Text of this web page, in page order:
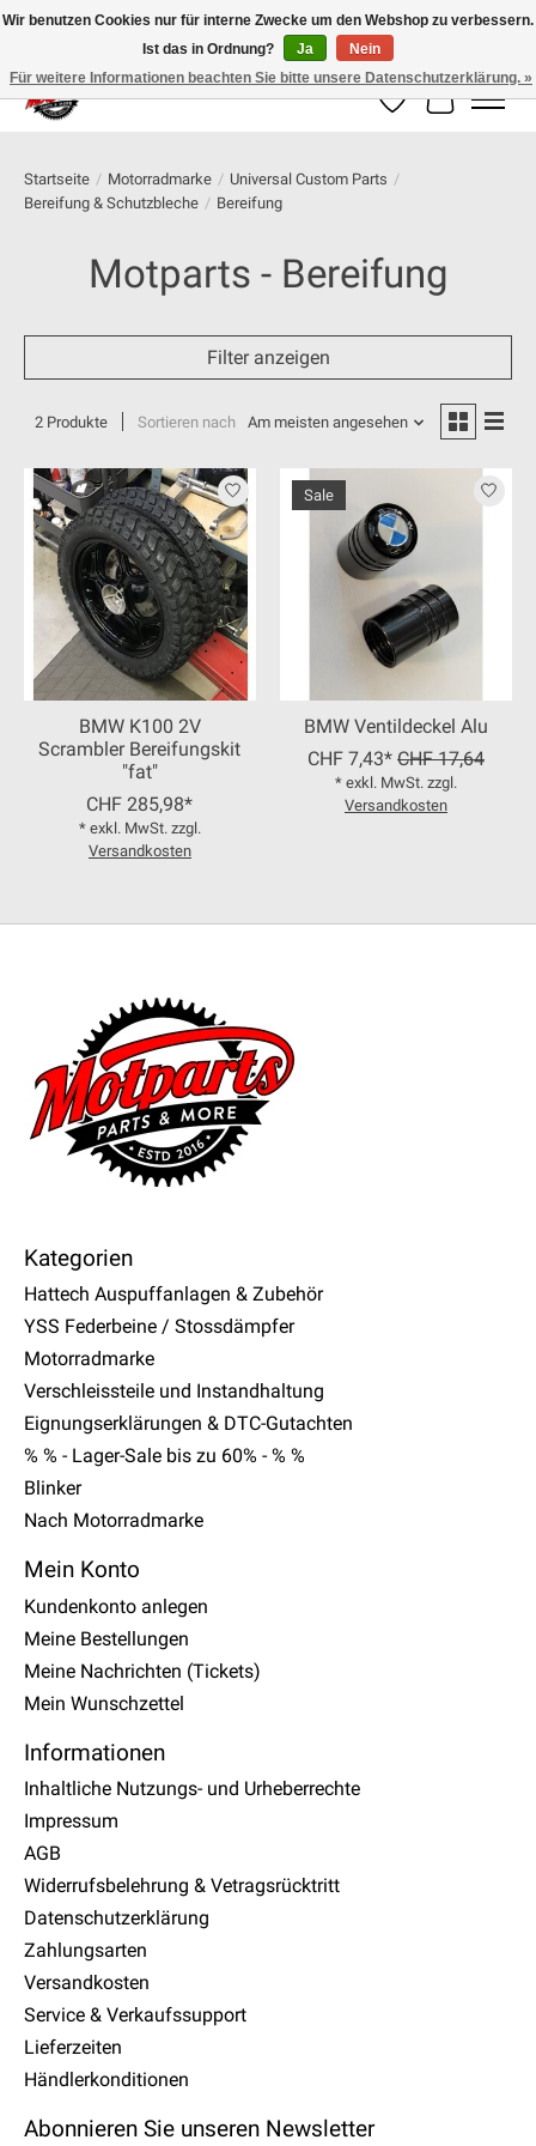
100% schweizer Onlineshop für Dein Motorrad
Wunschzettel
Ihr
Startseite / Motorradmarke / Universal Custom Parts /
Bereifung & Schutzbleche / Bereifung
Motparts - Bereifung
Filter anzeigen
2 Produkte Sortieren nach Am meisten angesehen
BMW K100 2V
Scrambler Bereifungskit
"fat"
CHF 285,98*
* exkl. MwSt. zzgl.
Versandkosten
Sale
BMW Ventildeckel Alu
CHF 7,43* CHF 17,64
* exkl. MwSt. zzgl.
Versandkosten
Kategorien
Hattech Auspuffanlagen & Zubehör
YSS Federbeine / Stossdämpfer
Motorradmarke
Verschleissteile und Instandhaltung
Eignungserklärungen & DTC-Gutachten
% % - Lager-Sale bis zu 60% - % %
Blinker
Nach Motorradmarke
Mein Konto
Kundenkonto anlegen
Meine Bestellungen
Meine Nachrichten (Tickets)
Mein Wunschzettel
Informationen
Inhaltliche Nutzungs- und Urheberrechte
Impressum
AGB
Widerrufsbelehrung & Vetragsrücktritt
Datenschutzerklärung
Zahlungsarten
Versandkosten
Service & Verkaufssupport
Lieferzeiten
Händlerkonditionen
Abonnieren Sie unseren Newsletter
Wir benutzen Cookies nur für interne Zwecke um den Webshop zu verbessern.
Ist das in Ordnung?
Ja
Nein
Für weitere Informationen beachten Sie bitte unsere Datenschutzerklärung. »